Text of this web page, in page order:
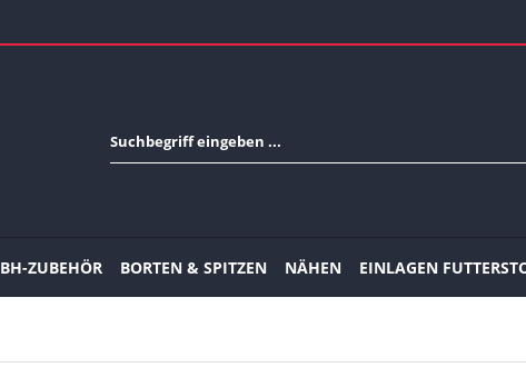
BH-ZUBEHÖR BORTEN & SPITZEN NÄHEN EINLAGEN